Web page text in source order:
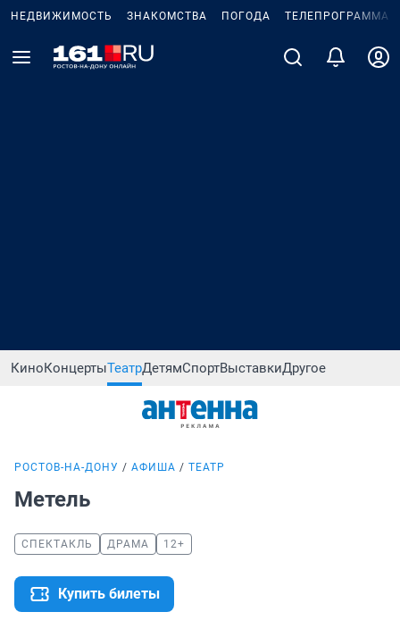
НЕДВИЖИМОСТЬ ЗНАКОМСТВА ПОГОДА ТЕЛЕПРОГРАММА
КиноКонцертыТеатрДетямСпортВыставкиДругое
РОСТОВ-НА-ДОНУ АФИША ТЕАТР
Метель
СПЕКТАКЛЬ ДРАМА 12+
Купить билеты